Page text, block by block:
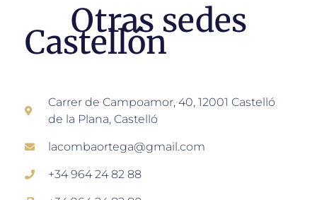
Otras sedes
Castellón
Carrer de Campoamor, 40, 12001 Castelló
de la Plana, Castelló
lacombaortega@gmail.com
+34 964 24 82 88